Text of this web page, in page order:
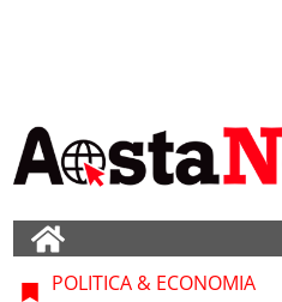
POLITICA & ECONOMIA